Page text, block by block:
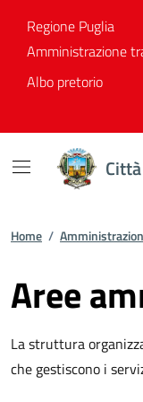
Regione Puglia
Amministrazione
Albo pretorio
Home /
Aree
La struttura
che gestiscono i